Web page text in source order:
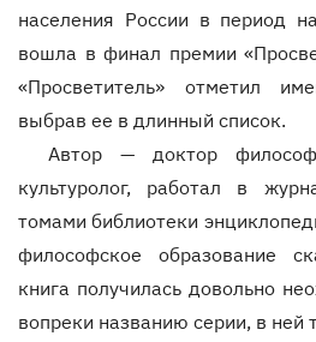
населения России в период
вошла в финал премии
«Просветитель» отметил
выбрав ее в длинный список.
Автор — доктор
культуролог, работал в
томами библиотеки
философское образование
книга получилась довольно
вопреки названию серии, в ней